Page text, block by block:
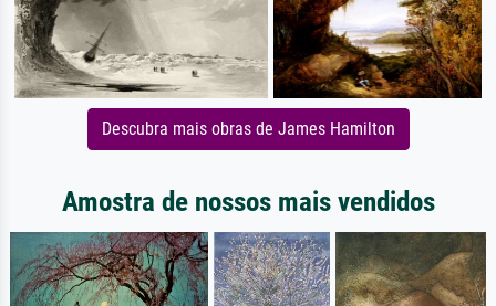
Descubra mais obras de James Hamilton
Amostra de nossos mais vendidos